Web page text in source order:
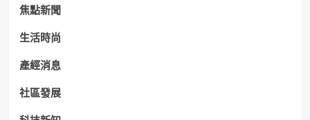
焦點新聞
生活時尚
產經消息
社區發展